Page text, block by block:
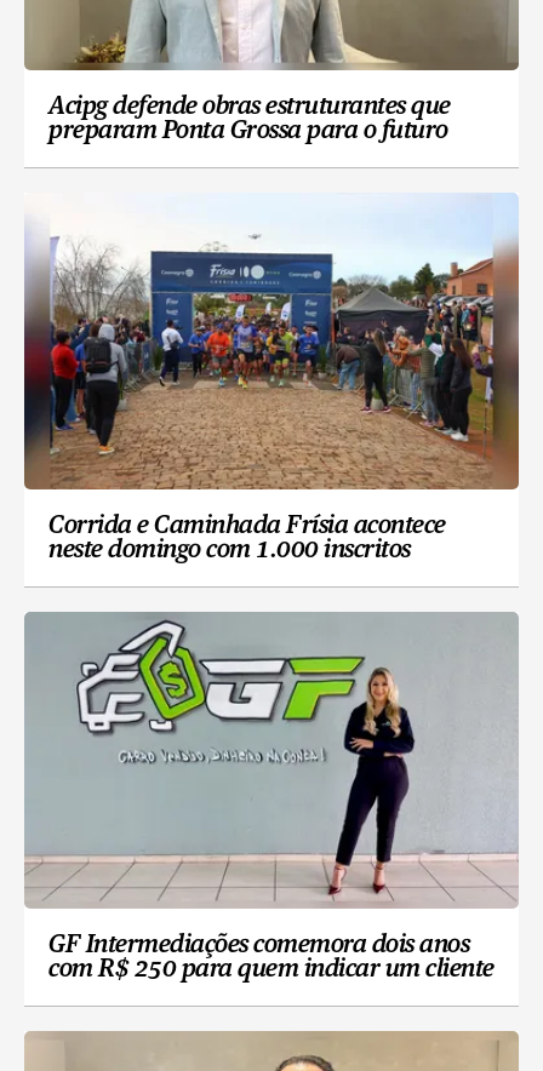
Acipg defende obras estruturantes que
preparam Ponta Grossa para o futuro
Corrida e Caminhada Frísia acontece
neste domingo com 1.000 inscritos
GF Intermediações comemora dois anos
com R$ 250 para quem indicar um cliente